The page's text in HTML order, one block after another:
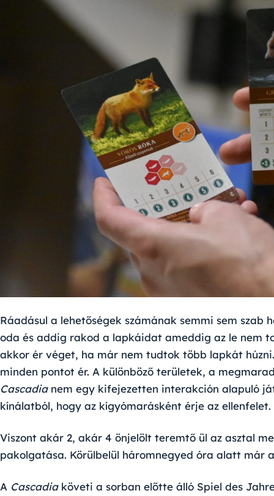
Ráadásul a lehetőségek számának semmi sem
oda és addig rakod a lapkáidat ameddig az le nem
akkor ér véget, ha már nem tudtok több lapkát
minden pontot ér. A különböző területek, a
Cascadianem egy kifejezetten interakción alapuló
kínálatból, hogy az kígyómarásként érje az ellenfelet.
Viszont akár 2, akár 4 önjelölt teremtő ül az asztal
pakolgatása. Körülbelül háromnegyed óra alatt már
A Cascadiaköveti a sorban előtte álló Spiel des